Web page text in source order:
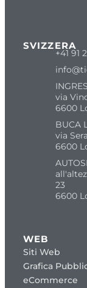
SVIZZERA
+41 91
via
6600
BUCA
via
6600
23
6600
WEB
Siti Web
Grafica
eCommerce